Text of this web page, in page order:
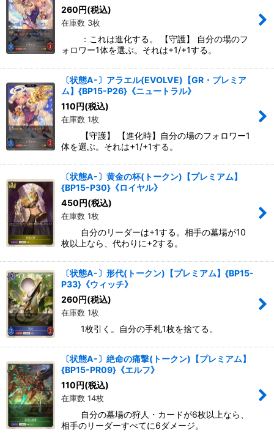
260円(税込)
在庫数 3枚
：これは進化する。 【守護】 自分の場のフ
ォロワー1体を選ぶ。それは+1/+1する。
〔状態A-〕アラエル(EVOLVE)【GR・プレミア
ム】{BP15-P26}《ニュートラル》
110円(税込)
在庫数 1枚
【守護】 【進化時】自分の場のフォロワー1
体を選ぶ。それは+1/+1する。
〔状態A-〕黄金の杯(トークン)【プレミアム】
{BP15-P30}《ロイヤル》
450円(税込)
在庫数 1枚
自分のリーダーは+1する。相手の墓場が10
枚以上なら、代わりに+2する。
〔状態A-〕形代(トークン)【プレミアム】{BP15-
P33}《ウィッチ》
260円(税込)
在庫数 1枚
1枚引く。自分の手札1枚を捨てる。
〔状態A-〕絶命の痛撃(トークン)【プレミアム】
{BP15-PR09}《エルフ》
110円(税込)
在庫数 14枚
自分の墓場の狩人・カードが6枚以上なら、
相手のリーダーすべてに6ダメージ。